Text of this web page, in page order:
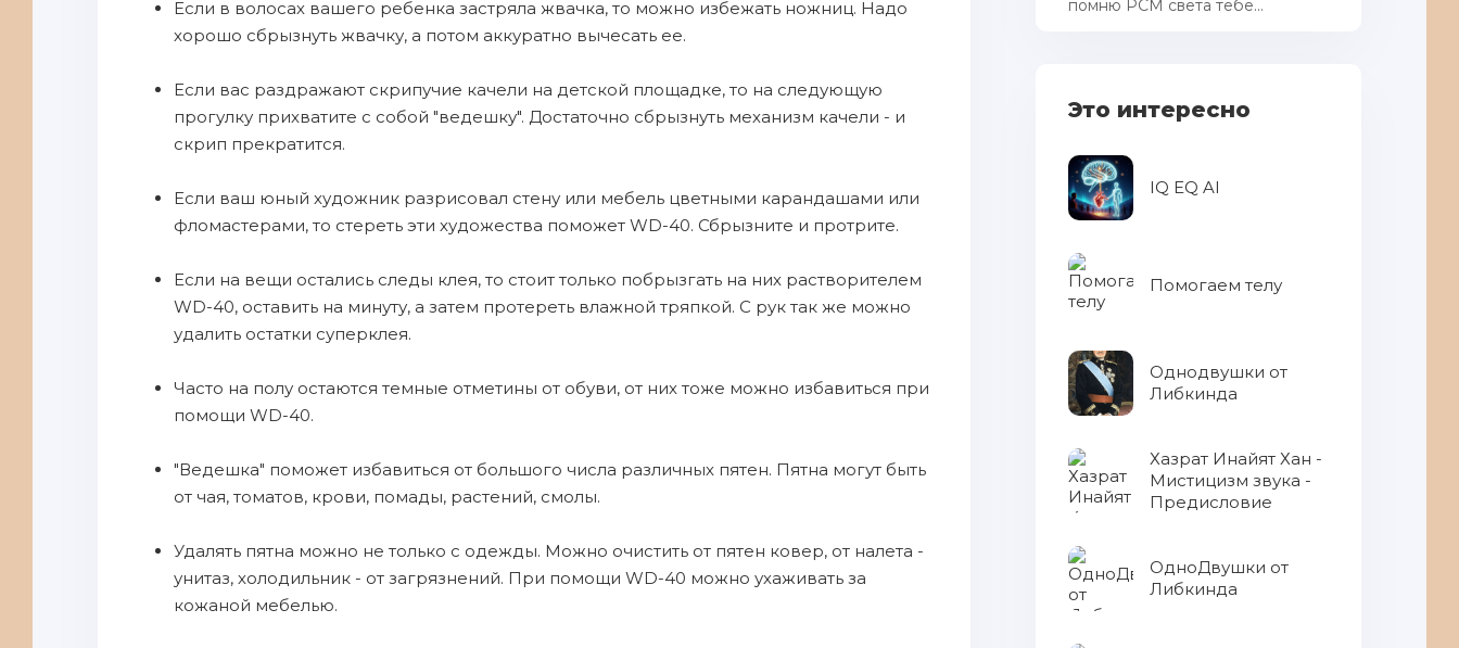
Если в волосах вашего ребенка застряла жвачка, то можно избежать ножниц. Надо
хорошо сбрызнуть жвачку, а потом аккуратно вычесать ее.
Если вас раздражают скрипучие качели на детской площадке, то на следующую
прогулку прихватите с собой "ведешку". Достаточно сбрызнуть механизм качели - и
скрип прекратится.
Если ваш юный художник разрисовал стену или мебель цветными карандашами или
фломастерами, то стереть эти художества поможет WD-40. Сбрызните и протрите.
Если на вещи остались следы клея, то стоит только побрызгать на них растворителем
WD-40, оставить на минуту, а затем протереть влажной тряпкой. С рук так же можно
удалить остатки суперклея.
Часто на полу остаются темные отметины от обуви, от них тоже можно избавиться при
помощи WD-40.
"Ведешка" поможет избавиться от большого числа различных пятен. Пятна могут быть
от чая, томатов, крови, помады, растений, смолы.
Удалять пятна можно не только с одежды. Можно очистить от пятен ковер, от налета -
унитаз, холодильник - от загрязнений. При помощи WD-40 можно ухаживать за
кожаной мебелью.
помню РСМ cвета тебе...
Это интересно
IQ EQ AI
Помогаем телу
Однодвушки от
Либкинда
Хазрат Инайят Хан -
Мистицизм звука -
Предисловие
ОдноДвушки от
Либкинда